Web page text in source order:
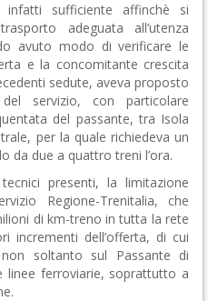
sufficiente affinchè si
adeguata all’utenza
avuto modo di verificare le
e la concomitante crescita
sedute, aveva proposto
servizio, con particolare
del passante, tra Isola
per la quale richiedeva un
da due a quattro treni l’ora.
presenti, la limitazione
Regione-Trenitalia, che
di km-treno in tutta la rete
incrementi dell’offerta, di cui
soltanto sul Passante di
linee ferroviarie, soprattutto a